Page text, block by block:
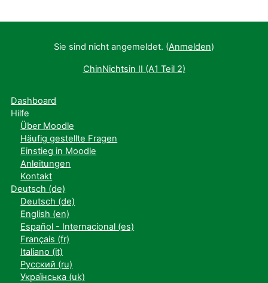
Sie sind nicht angemeldet. (Anmelden)
ChinNichtsin II (A1 Teil 2)
Dashboard
Hilfe
Über Moodle
Häufig gestellte Fragen
Einstieg in Moodle
Anleitungen
Kontakt
Deutsch ‎(de)‎
Deutsch ‎(de)‎
English ‎(en)‎
Español - Internacional ‎(es)‎
Français ‎(fr)‎
Italiano ‎(it)‎
Русский ‎(ru)‎
Українська ‎(uk)‎